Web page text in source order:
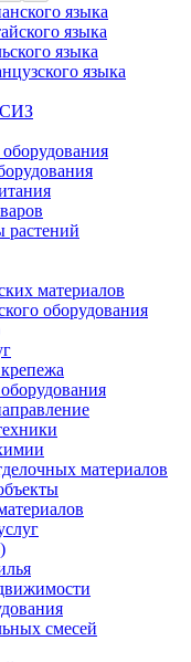
языка
языка
языка
языка
СИЗ
растений
материалов
оборудования
материалов
смесей